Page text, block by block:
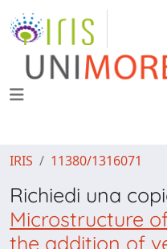
IRIS 11380/1316071
Richiedi una
Microstructure
the addition of